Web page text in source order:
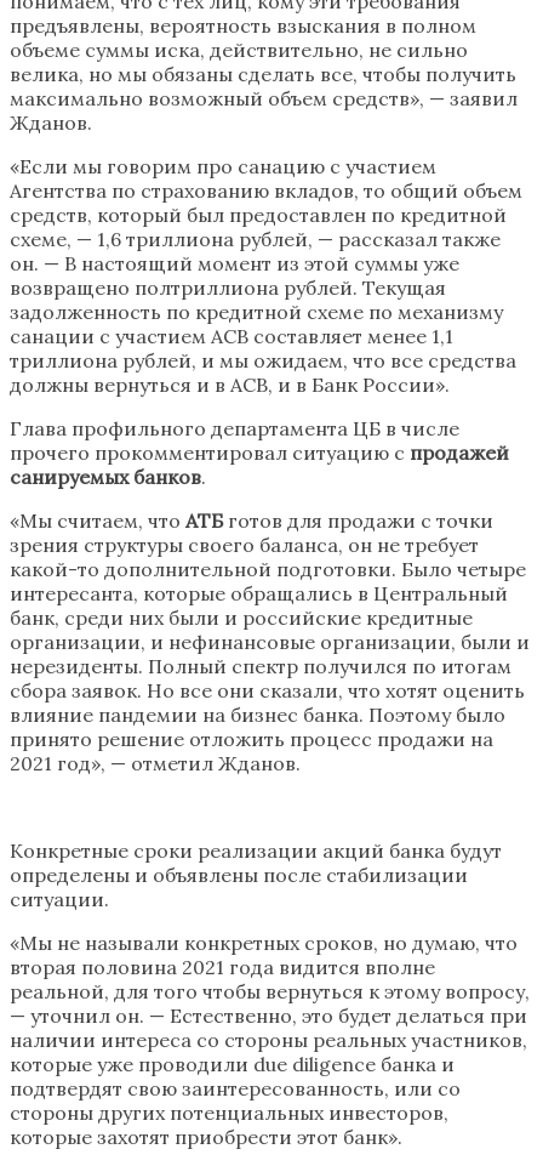
предъявлены, вероятность взыскания в полном
объеме суммы иска, действительно, не сильно
велика, но мы обязаны сделать все, чтобы получить
максимально возможный объем средств», — заявил
Жданов.
«Если мы говорим про санацию с участием
Агентства по страхованию вкладов, то общий объем
средств, который был предоставлен по кредитной
схеме, — 1,6 триллиона рублей, — рассказал также
он. — В настоящий момент из этой суммы уже
возвращено полтриллиона рублей. Текущая
задолженность по кредитной схеме по механизму
санации с участием АСВ составляет менее 1,1
триллиона рублей, и мы ожидаем, что все средства
должны вернуться и в АСВ, и в Банк России».
Глава профильного департамента ЦБ в числе
прочего прокомментировал ситуацию с продажей
санируемых банков.
«Мы считаем, что АТБготов для продажи с точки
зрения структуры своего баланса, он не требует
какой-то дополнительной подготовки. Было четыре
интересанта, которые обращались в Центральный
банк, среди них были и российские кредитные
организации, и нефинансовые организации, были и
нерезиденты. Полный спектр получился по итогам
сбора заявок. Но все они сказали, что хотят оценить
влияние пандемии на бизнес банка. Поэтому было
принято решение отложить процесс продажи на
2021 год», — отметил Жданов.
Конкретные сроки реализации акций банка будут
определены и объявлены после стабилизации
ситуации.
«Мы не называли конкретных сроков, но думаю, что
вторая половина 2021 года видится вполне
реальной, для того чтобы вернуться к этому вопросу,
— уточнил он. — Естественно, это будет делаться при
наличии интереса со стороны реальных участников,
которые уже проводили due diligence банка и
подтвердят свою заинтересованность, или со
стороны других потенциальных инвесторов,
которые захотят приобрести этот банк».